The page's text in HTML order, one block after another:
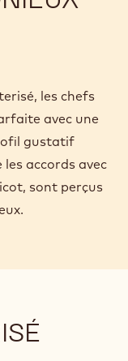
les chefs
avec une
gustatif
accords avec
sont perçus